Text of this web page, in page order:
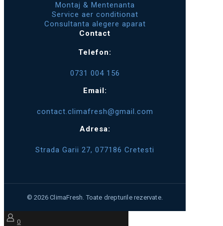
Montaj & Mentenanta
Service aer conditionat
Consultanta alegere aparat
Contact
Telefon:
0731 004 156
Email:
contact.climafresh@gmail.com
Adresa:
Strada Garii 27, 077186 Cretesti
0